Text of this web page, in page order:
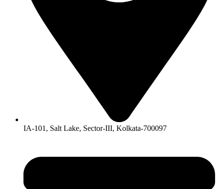
IA-101, Salt Lake, Sector-III, Kolkata-700097